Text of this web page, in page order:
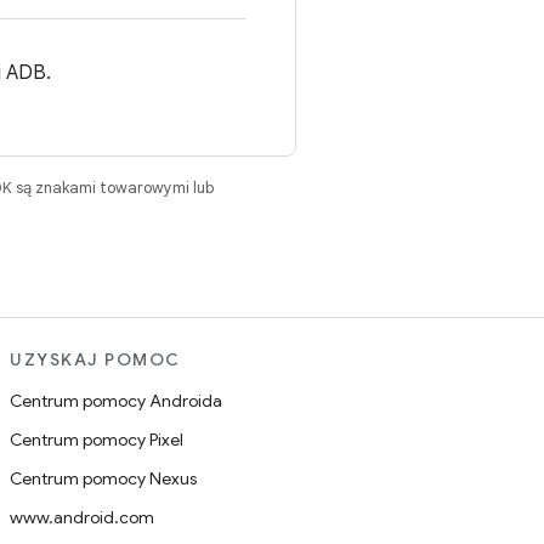
ADB.
są znakami towarowymi lub
UZYSKAJ POMOC
Centrum pomocy Androida
Centrum pomocy Pixel
Centrum pomocy Nexus
www.android.com